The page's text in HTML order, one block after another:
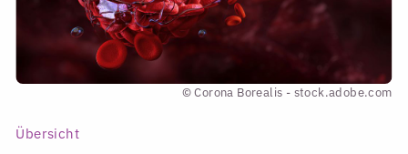
© Corona Borealis - stock.adobe.com
Übersicht